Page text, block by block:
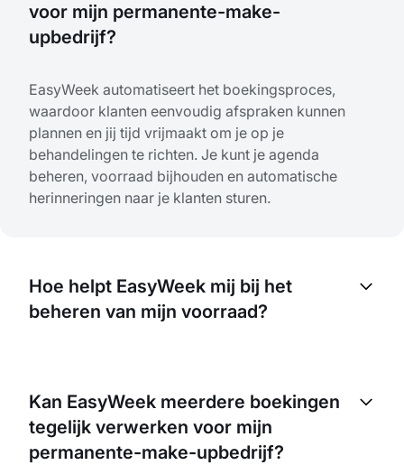
voor mijn permanente-make-
upbedrijf?
EasyWeek automatiseert het boekingsproces,
waardoor klanten eenvoudig afspraken kunnen
plannen en jij tijd vrijmaakt om je op je
behandelingen te richten. Je kunt je agenda
beheren, voorraad bijhouden en automatische
herinneringen naar je klanten sturen.
Hoe helpt EasyWeek mij bij het
beheren van mijn voorraad?
verbruik van producten en materialen volgen en
voorspellen wanneer je opnieuw moet bestellen.
Het helpt je ook trends in productgebruik te
Kan EasyWeek meerdere boekingen
tegelijk verwerken voor mijn
permanente-make-upbedrijf?